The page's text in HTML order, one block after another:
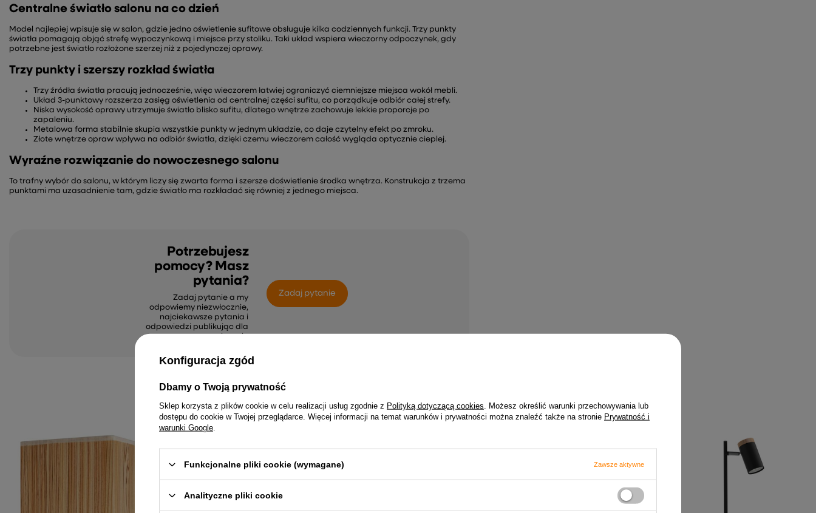
Centralne światło salonu na co dzień
Model najlepiej wpisuje się w salon, gdzie jedno oświetlenie sufitowe obsługuje kilka codziennych funkcji. Trzy punkty
światła pomagają objąć strefę wypoczynkową i miejsce przy stoliku. Taki układ wspiera wieczorny odpoczynek, gdy
potrzebne jest światło rozłożone szerzej niż z pojedynczej oprawy.
Trzy punkty i szerszy rozkład światła
Trzy źródła światła pracują jednocześnie, więc wieczorem łatwiej ograniczyć ciemniejsze miejsca wokół mebli.
Układ 3-punktowy rozszerza zasięg oświetlenia od centralnej części sufitu, co porządkuje odbiór całej strefy.
Niska wysokość oprawy utrzymuje światło blisko sufitu, dlatego wnętrze zachowuje lekkie proporcje po
zapaleniu.
Metalowa forma stabilnie skupia wszystkie punkty w jednym układzie, co daje czytelny efekt po zmroku.
Złote wnętrze opraw wpływa na odbiór światła, dzięki czemu wieczorem całość wygląda optycznie cieplej.
Wyraźne rozwiązanie do nowoczesnego salonu
To trafny wybór do salonu, w którym liczy się zwarta forma i szersze doświetlenie środka wnętrza. Konstrukcja z trzema
punktami ma uzasadnienie tam, gdzie światło ma rozkładać się równiej z jednego miejsca.
Potrzebujesz
pomocy? Masz
pytania?
Zadaj pytanie a my
odpowiemy niezwłocznie,
najciekawsze pytania i
odpowiedzi publikując dla
innych.
Zadaj pytanie
Konfiguracja zgód
Dbamy o Twoją prywatność
Sklep korzysta z plików cookie w celu realizacji usług zgodnie z Polityką dotyczącą cookies . Możesz określić warunki przechowywania lub
dostępu do cookie w Twojej przeglądarce. Więcej informacji na temat warunków i prywatności można znaleźć także na stronie Prywatność i
warunki Google
Funkcjonalne pliki cookie (wymagane) Zawsze aktywne
Analityczne pliki cookie